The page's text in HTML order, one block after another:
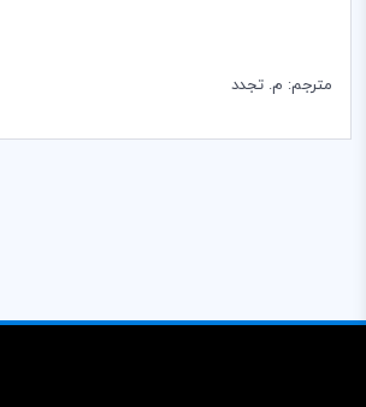
مترجم: م. تجدد